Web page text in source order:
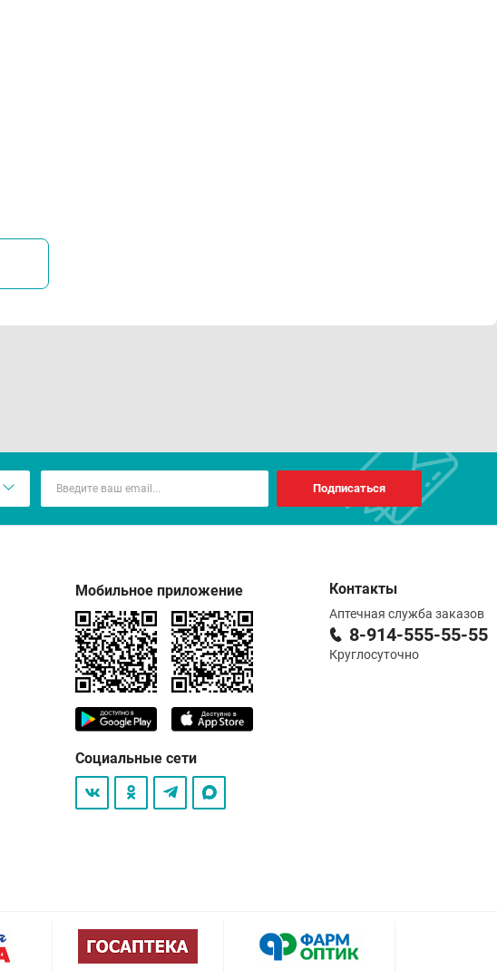
Подписаться
Мобильное приложение
Социальные сети
Контакты
Аптечная служба заказов
8-914-555-55-55
Круглосуточно